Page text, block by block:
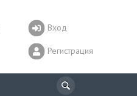
Вход
Регистрация